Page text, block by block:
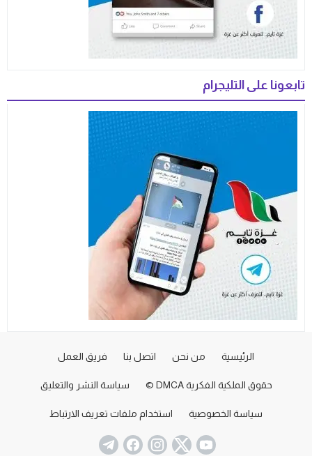
تابعونا على التليجرام
الرئيسية من نحن اتصل بنا فريق العمل
حقوق الملكية الفكرية DMCA © سياسة النشر والتعليق
سياسة الخصوصية استخدام ملفات تعريف الارتباط